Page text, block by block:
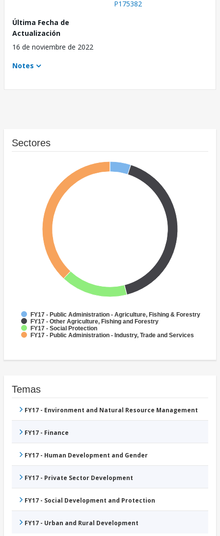
P175382
Última Fecha de
Actualización
16 de noviembre de 2022
Notes
Sectores
FY17 - Public Administration - Agriculture, Fishing & Forestry
FY17 - Other Agriculture, Fishing and Forestry
FY17 - Social Protection
FY17 - Public Administration - Industry, Trade and Services
Temas
FY17 - Environment and Natural Resource Management
FY17 - Finance
FY17 - Human Development and Gender
FY17 - Private Sector Development
FY17 - Social Development and Protection
FY17 - Urban and Rural Development